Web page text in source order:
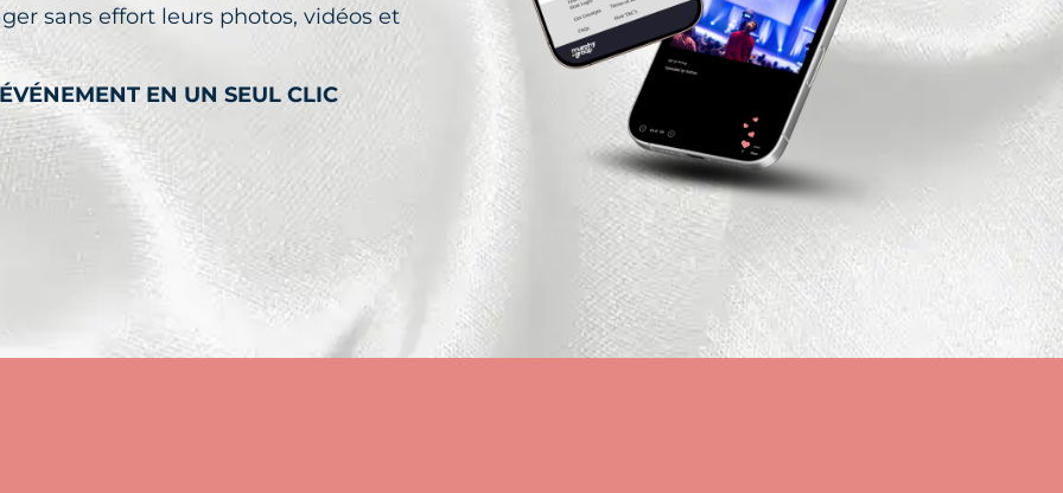
sans effort leurs photos, vidéos et
EN UN SEUL CLIC